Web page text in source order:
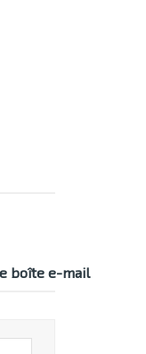
boîte e-mail